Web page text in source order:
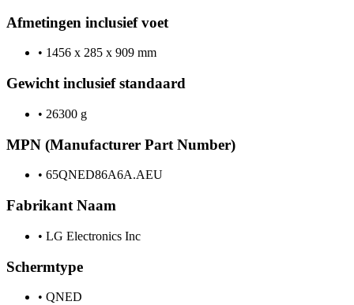
Afmetingen inclusief voet
• 1456 x 285 x 909 mm
Gewicht inclusief standaard
• 26300 g
MPN (Manufacturer Part Number)
• 65QNED86A6A.AEU
Fabrikant Naam
• LG Electronics Inc
Schermtype
• QNED